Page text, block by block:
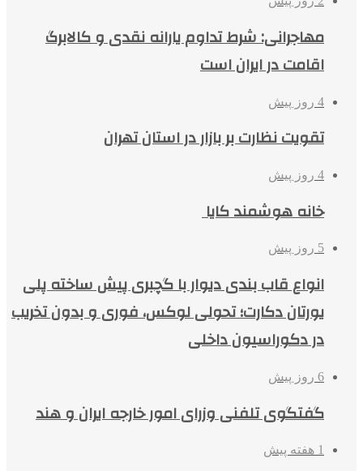
مهاجرانی: شرط تداوم یارانه نقدی و کالابرگ
اقامت در ایران است
4 روز پیش
تقویت نظارت بر بازار در استان تهران
4 روز پیش
خانه هوشمند کایا
5 روز پیش
انواع قاب بندی دیوار با گچبری پیش ساخته پلی
یورتان دکارت؛ تحولی لوکس، فوری و بدون تخریب
در دکوراسیون داخلی
6 روز پیش
گفتگوی تلفنی وزرای امور خارجه ایران و هند
1 هفته پیش